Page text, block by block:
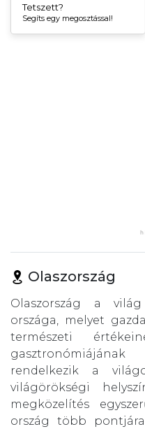
Tetszett?
Segíts egy megosztással!
Olaszország
Olaszország a
országa, melyet
természeti
gasztronómiájának
rendelkezik a
világörökségi
megközelítés
ország több